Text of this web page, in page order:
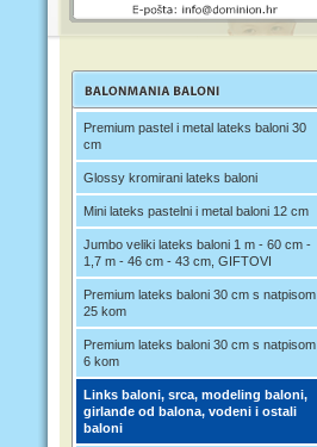
Premium pastel i metal lateks baloni 30
cm
Glossy kromirani lateks baloni
Mini lateks pastelni i metal baloni 12 cm
Jumbo veliki lateks baloni 1 m - 60 cm -
1,7 m - 46 cm - 43 cm, GIFTOVI
Premium lateks baloni 30 cm s natpisom
25 kom
Premium lateks baloni 30 cm s natpisom
6 kom
Links baloni, srca, modeling baloni,
girlande od balona, vodeni i ostali
baloni